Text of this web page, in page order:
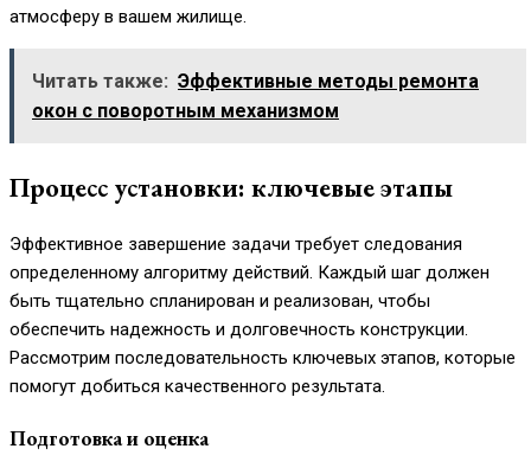
атмосферу в вашем жилище.
Читать также: Эффективные методы ремонта
окон с поворотным механизмом
Процесс установки: ключевые этапы
Эффективное завершение задачи требует следования
определенному алгоритму действий. Каждый шаг должен
быть тщательно спланирован и реализован, чтобы
обеспечить надежность и долговечность конструкции.
Рассмотрим последовательность ключевых этапов, которые
помогут добиться качественного результата.
Подготовка и оценка